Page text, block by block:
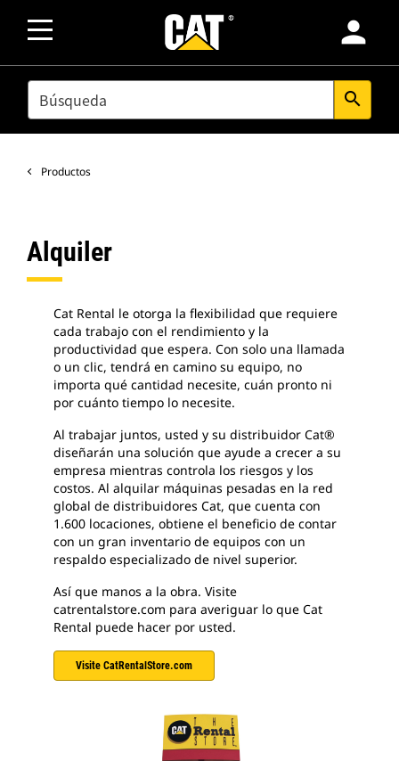
person
SEARCH search
Productos
Alquiler
Cat Rental le otorga la flexibilidad que requiere
cada trabajo con el rendimiento y la
productividad que espera. Con solo una llamada
o un clic, tendrá en camino su equipo, no
importa qué cantidad necesite, cuán pronto ni
por cuánto tiempo lo necesite.
Al trabajar juntos, usted y su distribuidor Cat®
diseñarán una solución que ayude a crecer a su
empresa mientras controla los riesgos y los
costos. Al alquilar máquinas pesadas en la red
global de distribuidores Cat, que cuenta con
1.600 locaciones, obtiene el beneficio de contar
con un gran inventario de equipos con un
respaldo especializado de nivel superior.
Así que manos a la obra. Visite
catrentalstore.com para averiguar lo que Cat
Rental puede hacer por usted.
Visite CatRentalStore.com